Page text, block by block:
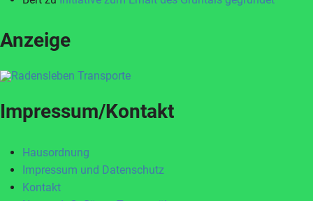
Anzeige
Impressum/Kontakt
Hausordnung
Impressum und Datenschutz
Kontakt